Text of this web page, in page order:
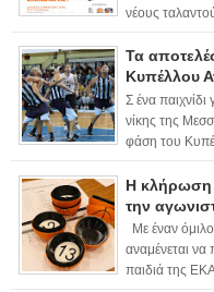
νέους
Τα
Κυπέλλου
Σ ένα
νίκης της
φάση του
Η κλήρωση
την
Με έναν
αναμένεται
παιδιά της